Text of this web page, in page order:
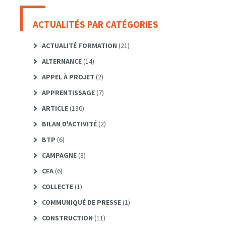
ACTUALITÉS PAR CATÉGORIES
ACTUALITÉ FORMATION (21)
ALTERNANCE(14)
APPEL À PROJET (2)
APPRENTISSAGE(7)
ARTICLE(130)
BILAN D'ACTIVITÉ(2)
BTP (6)
CAMPAGNE(3)
CFA(6)
COLLECTE(1)
COMMUNIQUÉ DE PRESSE(1)
CONSTRUCTION (11)